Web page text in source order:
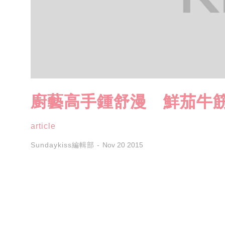
廚藝高手鍾舒漫 鮮茄牛
article
Sundaykiss編輯部 Nov 20 2015